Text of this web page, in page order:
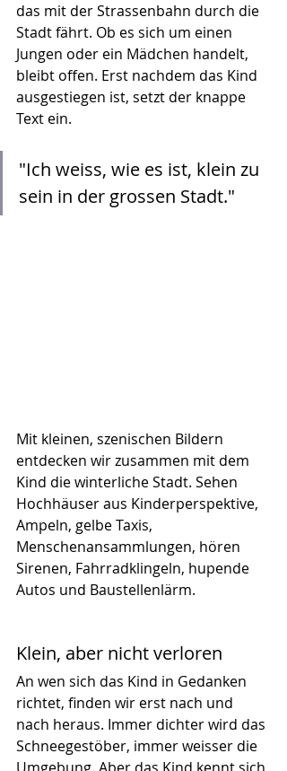
das mit der Strassenbahn durch die
Stadt fährt. Ob es sich um einen
Jungen oder ein Mädchen handelt,
bleibt offen. Erst nachdem das Kind
ausgestiegen ist, setzt der knappe
Text ein.
"Ich weiss, wie es ist, klein zu
sein in der grossen Stadt."
Mit kleinen, szenischen Bildern
entdecken wir zusammen mit dem
Kind die winterliche Stadt. Sehen
Hochhäuser aus Kinderperspektive,
Ampeln, gelbe Taxis,
Menschenansammlungen, hören
Sirenen, Fahrradklingeln, hupende
Autos und Baustellenlärm.
Klein, aber nicht verloren
An wen sich das Kind in Gedanken
richtet, finden wir erst nach und
nach heraus. Immer dichter wird das
Schneegestöber, immer weisser die